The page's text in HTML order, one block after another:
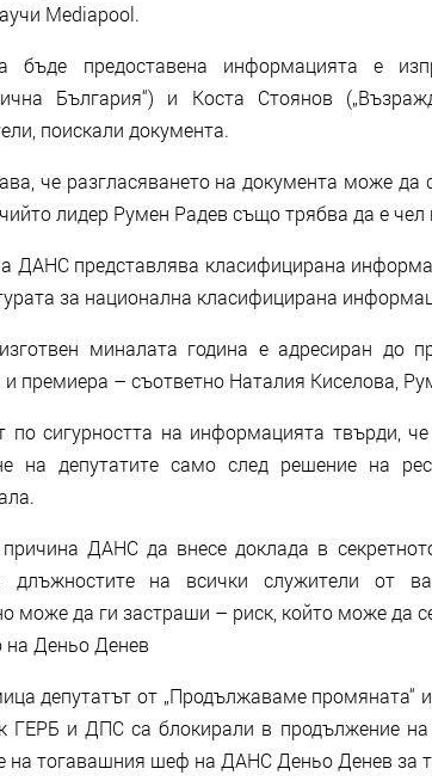
Mediapool.
бъде предоставена информацията е
България“) и Коста Стоянов
поискали документа.
че разгласяването на документа може да
лидер Румен Радев също трябва да е
ДАНС представлява класифицирана
за национална класифицирана
миналата година е адресиран до
и премиера – съответно Наталия Киселова,
по сигурността на информацията твърди,
на депутатите само след решение на
ДАНС да внесе доклада в
длъжностите на всички служители от
може да ги застраши – риск, който може да
на Деньо Денев
депутатът от „Продължаваме
ГЕРБ и ДПС са блокирали в продължение
на тогавашния шеф на ДАНС Деньо Денев за